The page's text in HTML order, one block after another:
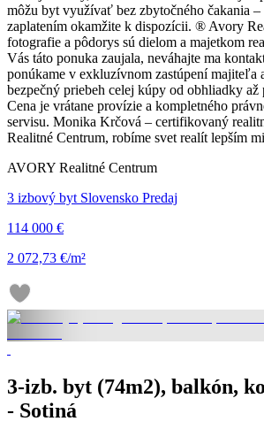
môžu byt využívať bez zbytočného čakania
zaplatením okamžite k dispozícii. ® Avory
fotografie a pôdorys sú dielom a majetkom
Vás táto ponuka zaujala, neváhajte ma
ponúkame v exkluzívnom zastúpení majiteľa
bezpečný priebeh celej kúpy od obhliadky až
Cena je vrátane provízie a kompletného
servisu. Monika Krčová – certifikovaný
Realitné Centrum, robíme svet realít lepším
AVORY Realitné Centrum
3 izbový byt Slovensko Predaj
114 000 €
2 072,73 €/m²
3-izb. byt (74m2), balkón,
- Sotiná